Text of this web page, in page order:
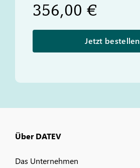
356,00 €
Jetzt bestellen
Über DATEV
Das Unternehmen